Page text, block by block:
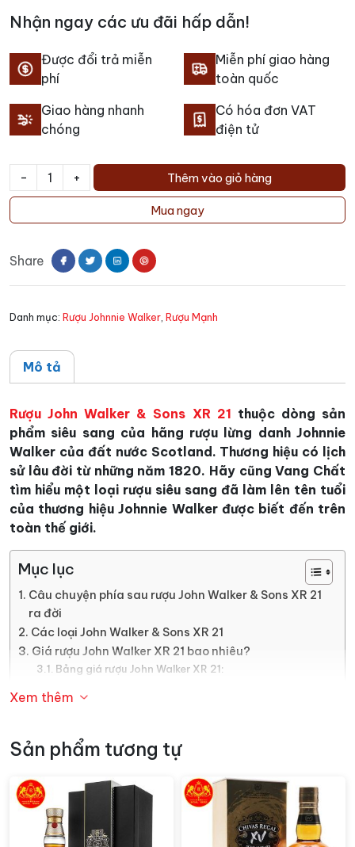
Nhận ngay các ưu đãi hấp dẫn!
Được đổi trả miễn
phí
Miễn phí giao hàng
toàn quốc
Giao hàng nhanh
chóng
Có hóa đơn VAT
điện tử
-
Rượu
Walker
Sons
số
+ Thêm vào giỏ hàng
Mua ngay
Share
Danh mục: Rượu Johnnie Walker, Rượu Mạnh
Mô tả
Rượu John Walker & Sons XR 21 thuộc dòng sản
phẩm siêu sang của hãng rượu lừng danh Johnnie
Walker của đất nước Scotland. Thương hiệu có lịch
sử lâu đời từ những năm 1820. Hãy cũng Vang Chất
tìm hiểu một loại rượu siêu sang đã làm lên tên tuổi
của thương hiệu Johnnie Walker được biết đến trên
toàn thế giới.
Mục lục
Câu chuyện phía sau rượu John Walker & Sons XR 21
ra đời
Các loại John Walker & Sons XR 21
Giá rượu John Walker XR 21 bao nhiêu?
Bảng giá rượu John Walker XR 21:
Walker & Sons XR 21 ra đời
Tiếp bước hành trình của những huyền thoại thương
hiệu Johnnie Walker, Alexander Walker Đệ Nhị (cháu
trai của người sáng lập Johnnie Walker) cũng trở thành
Xem thêm
Sản phẩm tương tự